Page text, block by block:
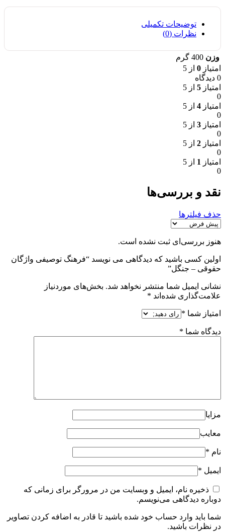
توضیحات تکمیلی
نظرات (0)
وزن 400 گرم
امتیاز 0 از 5
0 دیدگاه
امتیاز 5 از 5
0
امتیاز 4 از 5
0
امتیاز 3 از 5
0
امتیاز 2 از 5
0
امتیاز 1 از 5
0
نقد و بررسی‌ها
حذف فیلترها
هنوز بررسی‌ای ثبت نشده است.
اولین کسی باشید که دیدگاهی می نویسد “فرهنگ توصیفی واژگان
حقوقی – جنگل”
نشانی ایمیل شما منتشر نخواهد شد. بخش‌های موردنیاز
علامت‌گذاری شده‌اند *
امتیاز شما *
دیدگاه شما *
مزایا
معایب
نام *
ایمیل *
ذخیره نام، ایمیل و وبسایت من در مرورگر برای زمانی که
دوباره دیدگاهی می‌نویسم.
شما باید وارد حساب خود شده باشید تا قادر به اضافه کردن تصاویر
در نظرات باشید.